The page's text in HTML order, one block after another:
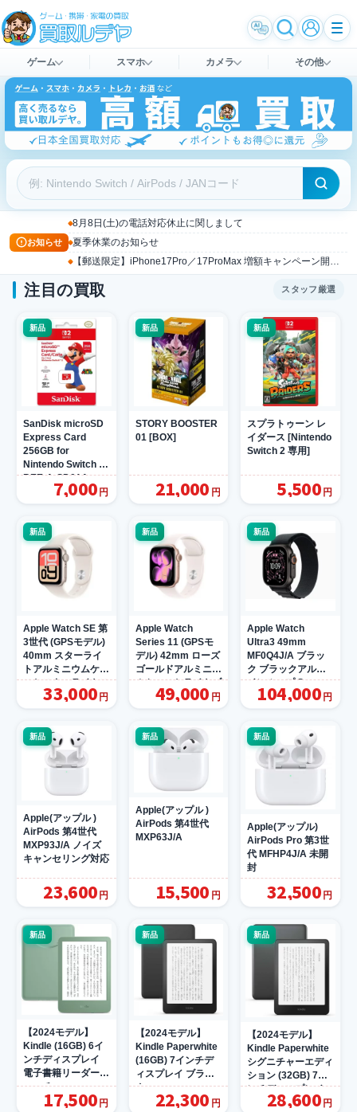
ゲーム スマホ カメラ その他
お知らせ
8月8日(土)の電話対応休止に関しまして
夏季休業のお知らせ
注目の買取 スタッフ厳選
新品
SanDisk microSD
Express Card
256GB for
Nintendo Switch 2
BEE-A-SD01A
7,000 円
新品
STORY BOOSTER
01 [BOX]
21,000 円
新品
スプラトゥーン レ
イダース [Nintendo
Switch 2 専用]
5,500 円
新品
Apple Watch SE 第
3世代 (GPSモデル)
40mm スターライ
トアルミニウムケー
スとスターライトス
ポーツバンド- S/M
[MEH34J/A]
33,000 円
新品
Apple Watch
Series 11 (GPSモ
デル) 42mm ローズ
ゴールドアルミニウ
ムケースとライトブ
ラッシュスポーツバ
ンド- S/M
49,000 円
新品
Apple Watch
Ultra3 49mm
MF0Q4J/A ブラッ
ク ブラックアルパ
インループ S
104,000 円
新品
Apple(アップル )
AirPods 第4世代
MXP93J/A ノイズ
キャンセリング対応
23,600 円
新品
Apple(アップル )
AirPods 第4世代
MXP63J/A
15,500 円
新品
Apple(アップル)
AirPods Pro 第3世
代 MFHP4J/A 未開
封
32,500 円
新品
【2024モデル】
Kindle (16GB) 6イ
ンチディスプレイ
電子書籍リーダー
マッチャ
17,500 円
新品
【2024モデル】
Kindle Paperwhite
(16GB) 7インチデ
ィスプレイ ブラッ
ク
22,300 円
新品
【2024モデル】
Kindle Paperwhite
シグニチャーエディ
ション (32GB) 7イ
ンチディスプレイ
メタリックブラック
28,600 円